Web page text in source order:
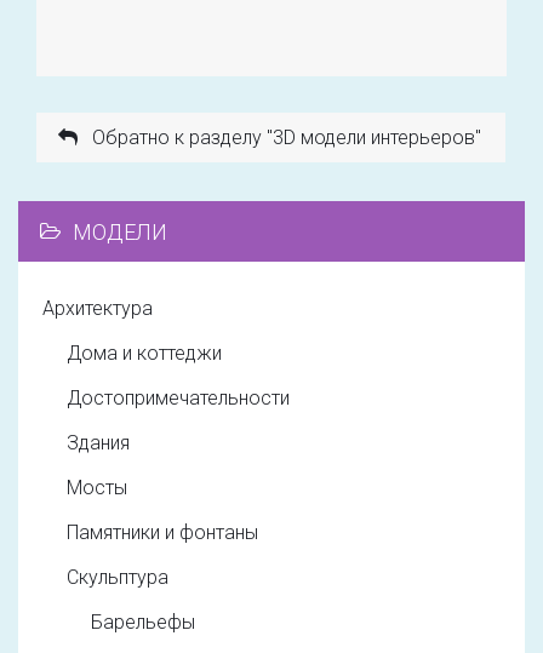
Обратно к разделу "3D модели интерьеров"
МОДЕЛИ
Архитектура
Дома и коттеджи
Достопримечательности
Здания
Мосты
Памятники и фонтаны
Скульптура
Барельефы